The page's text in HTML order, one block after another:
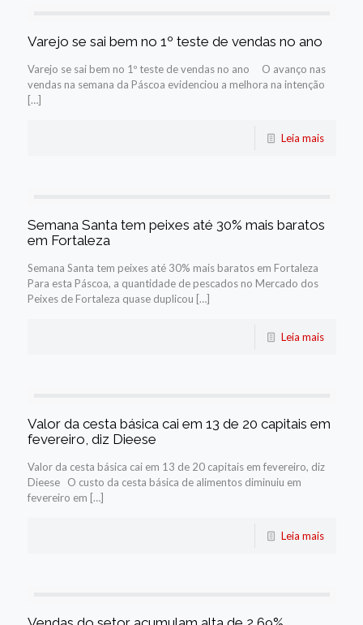
Varejo se sai bem no 1º teste de vendas no ano
Varejo se sai bem no 1º teste de vendas no ano O avanço nas
vendas na semana da Páscoa evidenciou a melhora na intenção
[…]
Leia mais
Semana Santa tem peixes até 30% mais baratos
em Fortaleza
Semana Santa tem peixes até 30% mais baratos em Fortaleza
Para esta Páscoa, a quantidade de pescados no Mercado dos
Peixes de Fortaleza quase duplicou […]
Leia mais
Valor da cesta básica cai em 13 de 20 capitais em
fevereiro, diz Dieese
Valor da cesta básica cai em 13 de 20 capitais em fevereiro, diz
Dieese O custo da cesta básica de alimentos diminuiu em
fevereiro em […]
Leia mais